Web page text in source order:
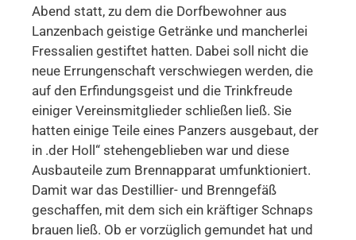
Abend statt, zu dem die Dorfbewohner aus
Lanzenbach geistige Getränke und mancherlei
Fressalien gestiftet hatten. Dabei soll nicht die
neue Errungenschaft verschwiegen werden, die
auf den Erfindungsgeist und die Trinkfreude
einiger Vereinsmitglieder schließen ließ. Sie
hatten einige Teile eines Panzers ausgebaut, der
in .der Holl“ stehengeblieben war und diese
Ausbauteile zum Brennapparat umfunktioniert.
Damit war das Destillier- und Brenngefäß
geschaffen, mit dem sich ein kräftiger Schnaps
brauen ließ. Ob er vorzüglich gemundet hat und